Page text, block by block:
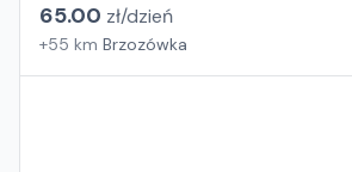
65.00 zł/dzień
+55 km Brzozówka